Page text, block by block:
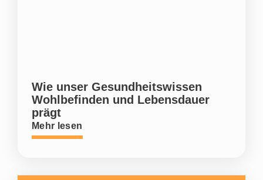
Wie unser Gesundheitswissen
Wohlbefinden und Lebensdauer
prägt
Mehr lesen